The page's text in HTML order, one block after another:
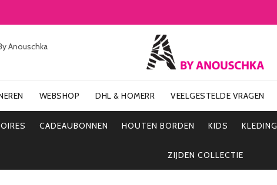
Anouschka
WEBSHOP DHL & HOMERR VEELGESTELDE VRAGEN
CADEAUBONNEN HOUTEN BORDEN KIDS KLEDING
ZIJDEN COLLECTIE